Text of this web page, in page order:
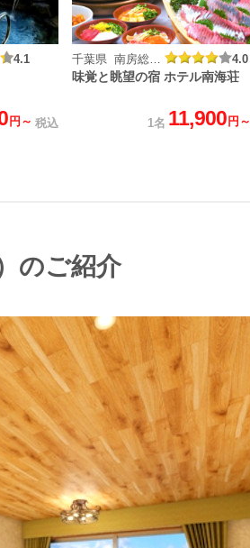
4.1
円～ 税込
4.0
味覚と眺望の宿 ホテル南海荘
1名 11,900 円～
のご紹介